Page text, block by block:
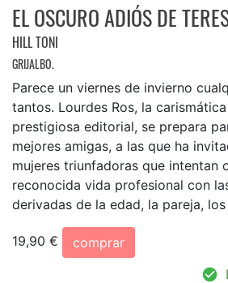
EL OSCURO ADIÓS DE
HILL TONI
GRIJALBO.
Parece un viernes de invierno
tantos. Lourdes Ros, la
prestigiosa editorial, se prepara
mejores amigas, a las que ha
mujeres triunfadoras que intentan
reconocida vida profesional con
derivadas de la edad, la pareja, los
19,90 €
comprar